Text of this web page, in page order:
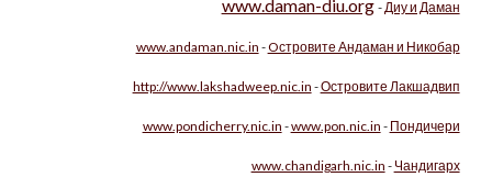
www.daman-diu.org -Диу и Даман
www.andaman.nic.in -Oстровите Андаман и Никобар
http://www.lakshadweep.nic.in -Островите Лакшадвип
www.pondicherry.nic.in -www.pon.nic.in - Пондичери
www.chandigarh.nic.in - Чандигарх